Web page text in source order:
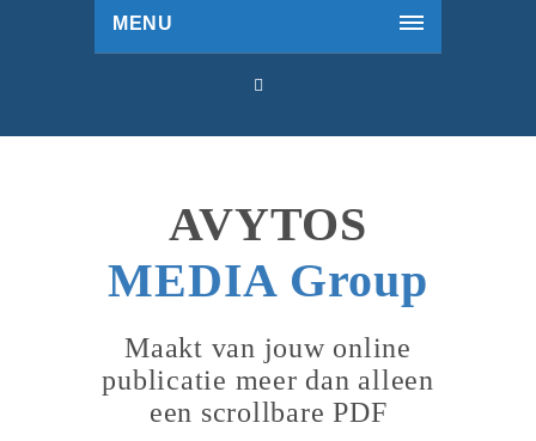
MENU
AVYTOS
MEDIA Group
Maakt van jouw online
publicatie meer dan alleen
een scrollbare PDF